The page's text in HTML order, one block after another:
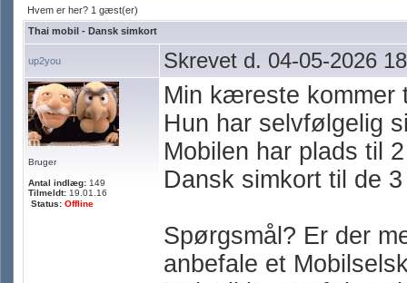
Hvem er her? 1 gæst(er)
Thai mobil - Dansk simkort
up2you Skrevet d. 04-05-2026
Bruger
Antal indlæg: 149
Tilmeldt: 19.01.16
Status: Offline
Min kæreste kommer
Hun har selvfølgelig
Mobilen har plads til
Dansk simkort til de
Spørgsmål? Er der
anbefale et